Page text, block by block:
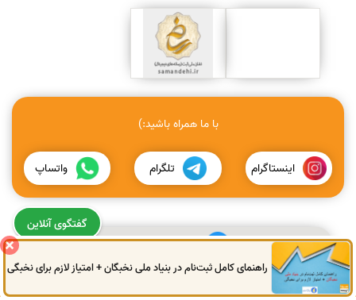
با ما همراه باشید:)
اینستاگرام تلگرام واتساپ
09149724522
04133250787
04133250787
09149724522
راهنمای کامل ثبت‌نام در بنیاد ملی نخبگان + امتیاز لازم برای نخبگی
گفتگوی آنلاین